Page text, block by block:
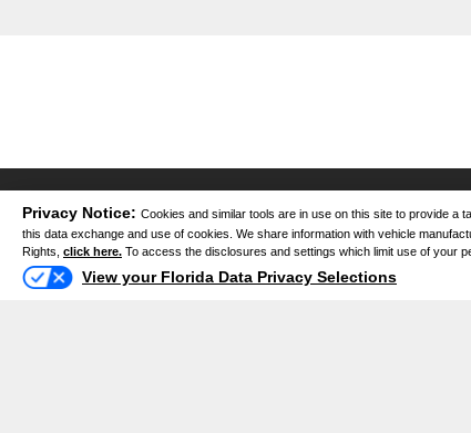
Privacy Notice: Cookies and similar tools are in use on this site to provide a
this data exchange and use of cookies. We share information with vehicle
Rights, click here. To access the disclosures and settings which limit use of your
View your Florida Data Privacy Selections
1425 W Main St, Bartow, FL 33830